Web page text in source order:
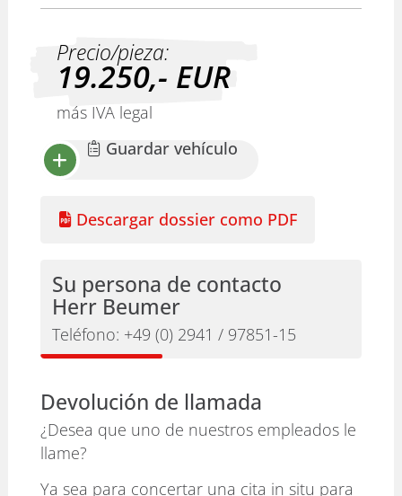
Precio/pieza:
19.250,- EUR
más IVA legal
Guardar vehículo
Descargar dossier como PDF
Su persona de contacto
Herr Beumer
Teléfono: +49 (0) 2941 / 97851-15
Devolución de llamada
¿Desea que uno de nuestros empleados le
llame?
Ya sea para concertar una cita in situ para